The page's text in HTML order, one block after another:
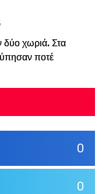
χωριά. Στα
ποτέ
0
0